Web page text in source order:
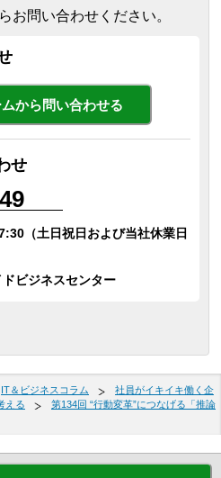
お問い合わせください。
から問い合わせる
せ
（土日祝日および当社休業日
ドビジネスセンター
IT＆ビジネスコラム
社員がイキイキ働く企
える
第134回 “行動変革”につなげる「推論